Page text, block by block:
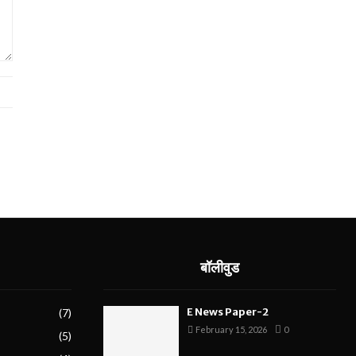
(7)
(5)
बॉलीवुड
E News Paper-2
February 15, 2026 0